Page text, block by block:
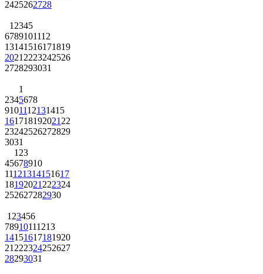
7 8910
1314151617
20212223242526
2728 293031
5
910111213
16171819202122
232425262728 29
3031
12
6 78
1112131415
18192021222324
25262728 2930
7891011
141516171819
21222324252627
28 293031